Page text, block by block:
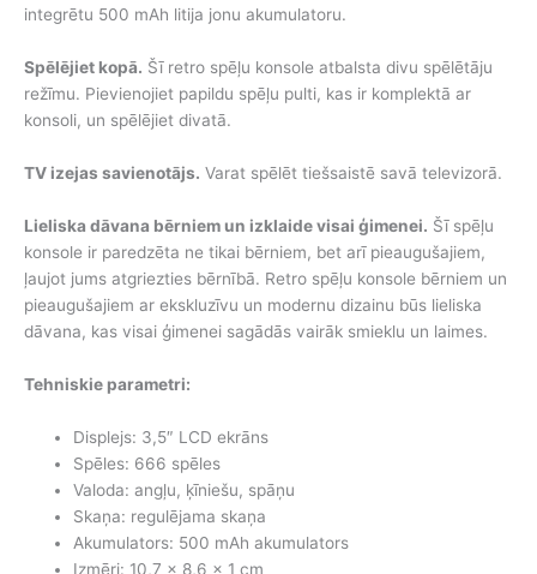
integrētu 500 mAh litija jonu akumulatoru.
Spēlējiet kopā. Šī retro spēļu konsole atbalsta divu spēlētāju
režīmu. Pievienojiet papildu spēļu pulti, kas ir komplektā ar
konsoli, un spēlējiet divatā.
TV izejas savienotājs. Varat spēlēt tiešsaistē savā televizorā.
Lieliska dāvana bērniem un izklaide visai ģimenei. Šī spēļu
konsole ir paredzēta ne tikai bērniem, bet arī pieaugušajiem,
ļaujot jums atgriezties bērnībā. Retro spēļu konsole bērniem un
pieaugušajiem ar ekskluzīvu un modernu dizainu būs lieliska
dāvana, kas visai ģimenei sagādās vairāk smieklu un laimes.
Tehniskie parametri:
Displejs: 3,5″ LCD ekrāns
Spēles: 666 spēles
Valoda: angļu, ķīniešu, spāņu
Skaņa: regulējama skaņa
Akumulators: 500 mAh akumulators
Izmēri: 10,7 x 8,6 x 1 cm